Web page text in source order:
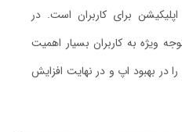
برای کاربران است. در
ویژه به کاربران بسیار اهمیت
را در بهبود اپ و در نهایت افزایش